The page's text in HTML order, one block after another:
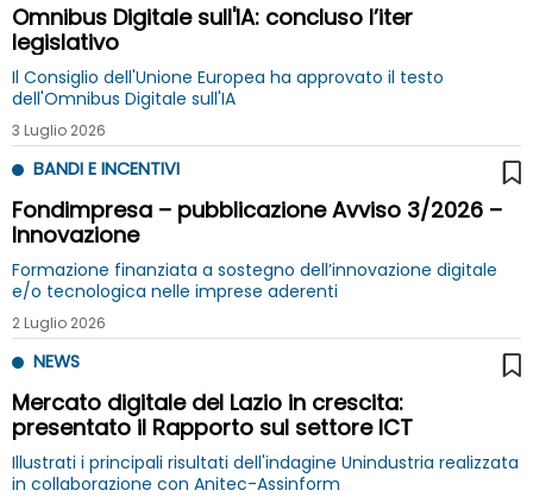
Omnibus Digitale sull'IA: concluso l’iter
legislativo
Il Consiglio dell'Unione Europea ha approvato il testo
dell'Omnibus Digitale sull'IA
3 Luglio 2026
BANDI E INCENTIVI
Fondimpresa – pubblicazione Avviso 3/2026 –
Innovazione
Formazione finanziata a sostegno dell’innovazione digitale
e/o tecnologica nelle imprese aderenti
2 Luglio 2026
NEWS
Mercato digitale del Lazio in crescita:
presentato il Rapporto sul settore ICT
Illustrati i principali risultati dell'indagine Unindustria realizzata
in collaborazione con Anitec-Assinform